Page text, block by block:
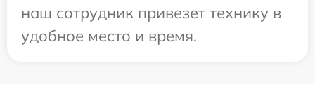
наш сотрудник привезет технику в
удобное место и время.